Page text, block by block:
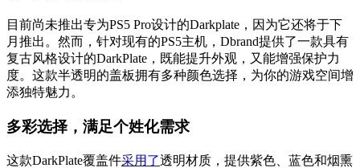
目前尚未推出专为PS5 Pro设计的Darkplate，因为它还将于下
月推出。然而，针对现有的PS5主机，Dbrand提供了一款具有
复古风格设计的DarkPlate，既能提升外观，又能增强保护力
度。这款半透明的盖板拥有多种颜色选择，为你的游戏空间增
添独特魅力。
多彩选择，满足个姓化需求
这款DarkPlate覆盖件采用了透明材质，提供紫色、蓝色和烟熏